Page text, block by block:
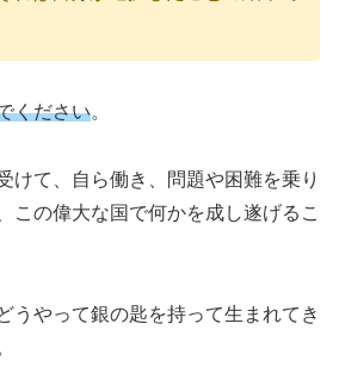
ください。
けて、自ら働き、問題や困難を乗り
この偉大な国で何かを成し遂げるこ
うやって銀の匙を持って生まれてき